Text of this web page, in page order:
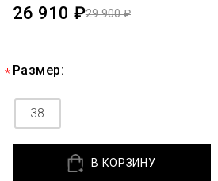
29 900 ₽
26 910 ₽
Размер:
38
В КОРЗИНУ